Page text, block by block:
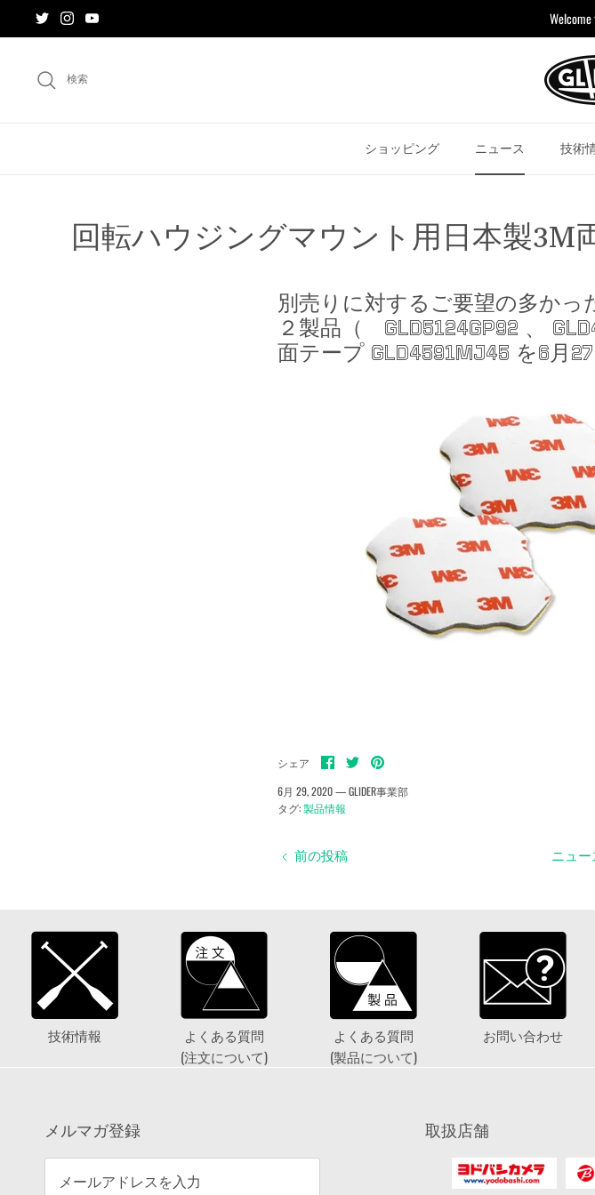
検索
ショッピング ニュース 技術
回転ハウジングマウント用日本製
別売りに対するご要望の多かっ
２製品（ GLD5124GP92 、
面テープ GLD4591MJ45 を6月
シェア Facebook
で
シ
ェ
ア
Twitter
シ
ェ
pinterest
シ
ェ
6月 29, 2020 —GLIDER事業部
タグ:製品情報
前の投稿 ニュ
技術情報
よくある質問
(注文について)
よくある質問
(製品について)
お問い合わせ
メルマガ登録 取扱店舗